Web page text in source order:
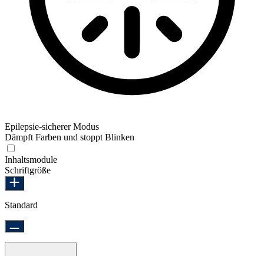
Epilepsie-sicherer Modus
Dämpft Farben und stoppt Blinken
Inhaltsmodule
Schriftgröße
Standard